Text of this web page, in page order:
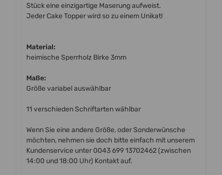
Stück eine einzigartige Maserung aufweist.
Jeder Cake Topper wird so zu einem Unikat!
Material:
heimische Sperrholz Birke 3mm
Maße:
Größe variabel auswählbar
11 verschieden Schriftarten wählbar
Wenn Sie eine andere Größe, oder Sonderwünsche
möchten, nehmen sie doch bitte einfach mit unserem
Kundenservice unter 0043 699 13702462 (zwischen
14:00 und 18:00 Uhr) Kontakt auf.